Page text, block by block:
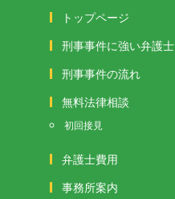
トップページ
刑事事件に強い弁護士
刑事事件の流れ
無料法律相談
初回接見
弁護士費用
事務所案内